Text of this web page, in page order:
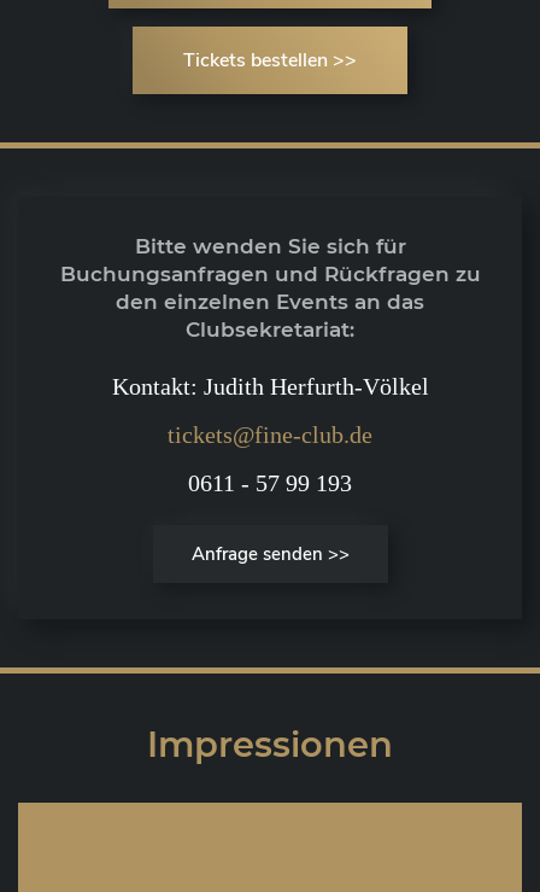
Tickets bestellen >>
Bitte wenden Sie sich für
Buchungsanfragen und Rückfragen zu
den einzelnen Events an das
Clubsekretariat:
Kontakt: Judith Herfurth-Völkel
tickets@fine-club.de
0611 - 57 99 193
Anfrage senden >>
Impressionen